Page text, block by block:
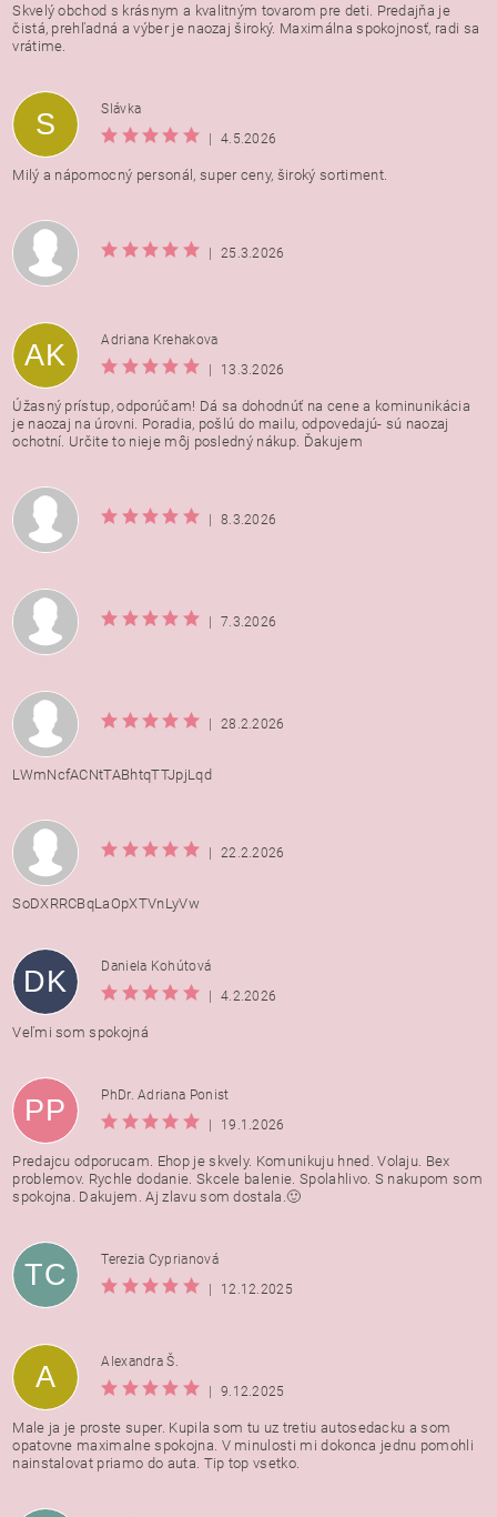
Vložením hodnotenie súhlasíte s
osobných údajov
Skvelý obchod s krásnym a kvalitným tovarom pre deti. Predajňa je
čistá, prehľadná a výber je naozaj široký. Maximálna spokojnosť, radi sa
vrátime.
S
Slávka
4.5.2026
Milý a nápomocný personál, super ceny, široký sortiment.
25.3.2026
AK
Adriana Krehakova
13.3.2026
Úžasný prístup, odporúčam! Dá sa dohodnúť na cene a kominunikácia
je naozaj na úrovni. Poradia, pošlú do mailu, odpovedajú- sú naozaj
ochotní. Určite to nieje môj posledný nákup. Ďakujem
8.3.2026
7.3.2026
28.2.2026
LWmNcfACNtTABhtqTTJpjLqd
22.2.2026
SoDXRRCBqLaOpXTVnLyVw
DK
Daniela Kohútová
4.2.2026
Veľmi som spokojná
PP
PhDr. Adriana Ponist
19.1.2026
Predajcu odporucam. Ehop je skvely. Komunikuju hned. Volaju. Bex
problemov. Rychle dodanie. Skcele balenie. Spolahlivo. S nakupom som
spokojna. Dakujem. Aj zlavu som dostala.🙂
TC
Terezia Cyprianová
12.12.2025
A
Alexandra Š.
9.12.2025
Male ja je proste super. Kupila som tu uz tretiu autosedacku a som
opatovne maximalne spokojna. V minulosti mi dokonca jednu pomohli
nainstalovat priamo do auta. Tip top vsetko.